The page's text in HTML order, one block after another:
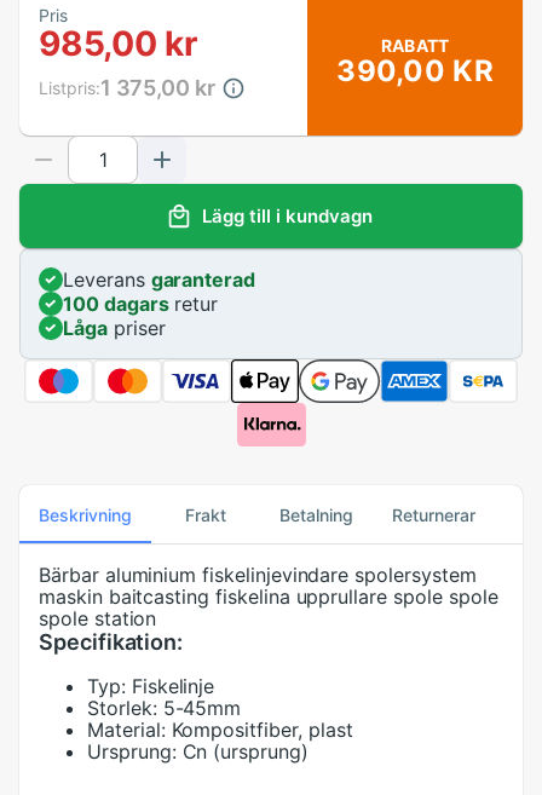
Pris
985,00 kr
Listpris:1 375,00 kr
RABATT
390,00 KR
Lägg till i kundvagn
Leverans garanterad
100 dagarsretur
Lågapriser
Beskrivning Frakt Betalning Returnerar
Bärbar aluminium fiskelinjevindare spolersystem
maskin baitcasting fiskelina upprullare spole spole
spole station
Specifikation:
Typ: Fiskelinje
Storlek: 5-45mm
Material: Kompositfiber, plast
Ursprung: Cn (ursprung)